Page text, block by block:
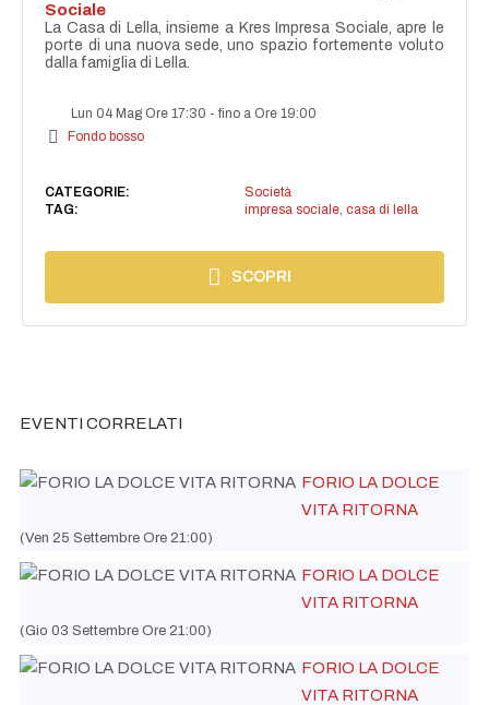
Sociale
La Casa di Lella, insieme a Kres Impresa Sociale, apre le
porte di una nuova sede, uno spazio fortemente voluto
dalla famiglia di Lella.
Lun 04 Mag Ore 17:30 -fino a Ore 19:00
Fondo bosso
CATEGORIE:
Società
TAG:
impresa sociale, casa di lella
SCOPRI
EVENTI CORRELATI
FORIO LA DOLCE
VITA RITORNA
(Ven 25 Settembre Ore 21:00)
FORIO LA DOLCE
VITA RITORNA
(Gio 03 Settembre Ore 21:00)
FORIO LA DOLCE
VITA RITORNA